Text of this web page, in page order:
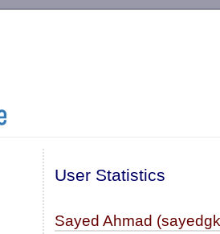
User Statistics
Sayed Ahmad